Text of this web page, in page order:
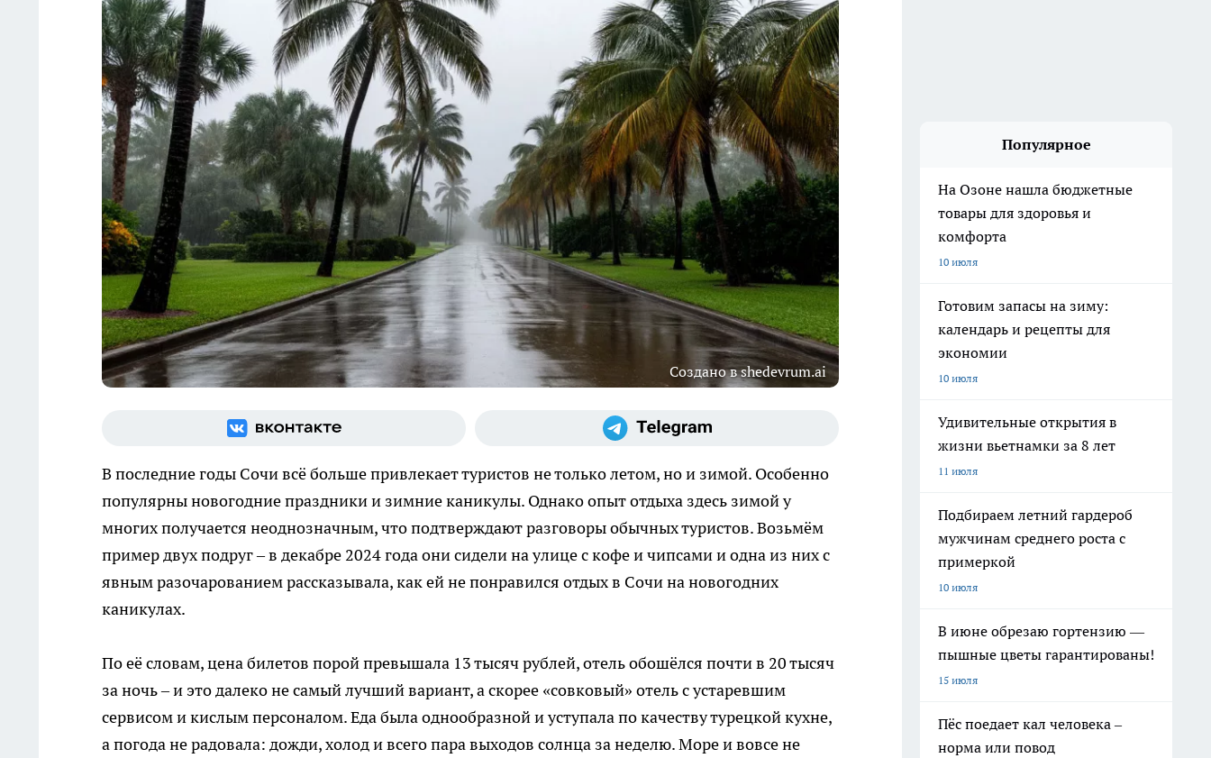
Создано в shedevrum.ai
В последние годы Сочи всё больше привлекает туристов не только летом, но и зимой. Особенно
популярны новогодние праздники и зимние каникулы. Однако опыт отдыха здесь зимой у
многих получается неоднозначным, что подтверждают разговоры обычных туристов. Возьмём
пример двух подруг – в декабре 2024 года они сидели на улице с кофе и чипсами и одна из них с
явным разочарованием рассказывала, как ей не понравился отдых в Сочи на новогодних
каникулах.
По её словам, цена билетов порой превышала 13 тысяч рублей, отель обошёлся почти в 20 тысяч
за ночь – и это далеко не самый лучший вариант, а скорее «совковый» отель с устаревшим
сервисом и кислым персоналом. Еда была однообразной и уступала по качеству турецкой кухне,
а погода не радовала: дожди, холод и всего пара выходов солнца за неделю. Море и вовсе не
Популярное
На Озоне нашла бюджетные
товары для здоровья и
комфорта
10 июля
Готовим запасы на зиму:
календарь и рецепты для
экономии
10 июля
Удивительные открытия в
жизни вьетнамки за 8 лет
11 июля
Подбираем летний гардероб
мужчинам среднего роста с
примеркой
10 июля
В июне обрезаю гортензию —
пышные цветы гарантированы!
15 июля
Пёс поедает кал человека –
норма или повод